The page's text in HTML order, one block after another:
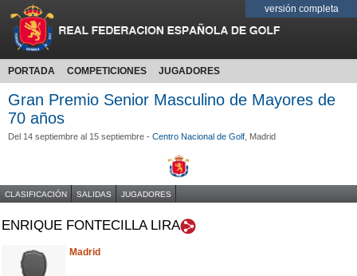
versión completa
PORTADA COMPETICIONES JUGADORES
Gran Premio Senior Masculino de Mayores de
70 años
Del 14 septiembre al 15 septiembre - Centro Nacional de Golf , Madrid
CLASIFICACIÓN SALIDAS JUGADORES
ENRIQUE FONTECILLA LIRA
Madrid